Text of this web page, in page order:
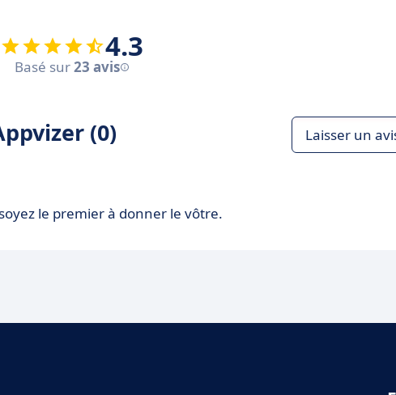
4.3
Basé sur23 avis
(0) Laisser un
le premier à donner le vôtre.